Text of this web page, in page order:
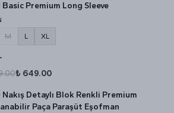
Basic Premium Long Sleeve
M L XL
₺ 649.00
Nakış Detaylı Blok Renkli Premium
Paça Paraşüt Eşofman